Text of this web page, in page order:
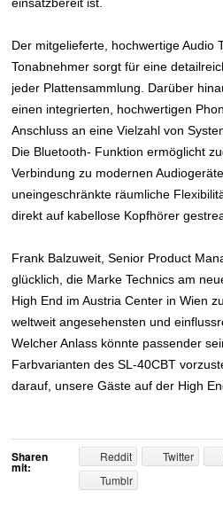
Der mitgelieferte, hochwertige Audio
Tonabnehmer sorgt für eine
jeder Plattensammlung. Darüber
einen integrierten, hochwertigen
Anschluss an eine Vielzahl von
Die Bluetooth- Funktion ermöglicht
Verbindung zu modernen
uneingeschränkte räumliche
direkt auf kabellose Kopfhörer
Frank Balzuweit, Senior Product
glücklich, die Marke Technics am
High End im Austria Center in Wien
weltweit angesehensten und
Welcher Anlass könnte passender
Farbvarianten des SL-40CBT
darauf, unsere Gäste auf der High
Sharen
mit:
Reddit Twitter
Tumblr